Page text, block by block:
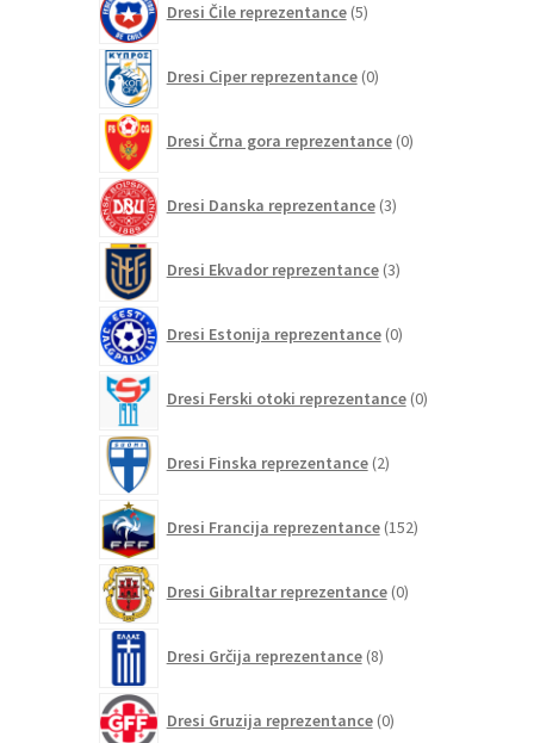
Dresi Čile reprezentance 5izdelkov
Dresi Ciper reprezentance 0izdelkov
Dresi Črna gora reprezentance 0izdelkov
Dresi Danska reprezentance 3izdelki
Dresi Ekvador reprezentance 3izdelki
Dresi Estonija reprezentance 0izdelkov
Dresi Ferski otoki reprezentance 0izdelkov
Dresi Finska reprezentance 2izdelka
Dresi Francija reprezentance 152izdelkov
Dresi Gibraltar reprezentance 0izdelkov
Dresi Grčija reprezentance 8izdelkov
Dresi Gruzija reprezentance 0izdelkov